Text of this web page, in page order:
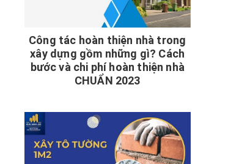
Công tác hoàn thiện nhà trong
xây dựng gồm những gì? Cách
bước và chi phí hoàn thiện nhà
CHUẨN 2023